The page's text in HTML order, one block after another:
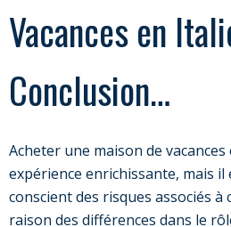
Vacances en
Conclusion…
Acheter une maison de
expérience enrichissante, mais il
conscient des risques associés à
raison des différences dans le